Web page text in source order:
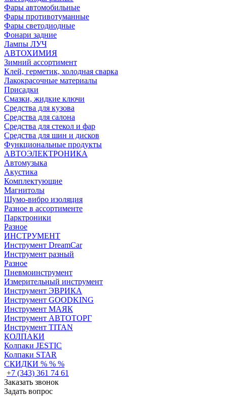
Фары автомобильные
Фары противотуманные
Фары светодиодные
Фонари задние
Лампы ЛУЧ
АВТОХИМИЯ
Зимний ассортимент
Клей, герметик, холодная сварка
Лакокрасочные материалы
Присадки
Смазки, жидкие ключи
Средства для кузова
Средства для салона
Средства для стекол и фар
Средства для шин и дисков
Функциональные продукты
АВТОЭЛЕКТРОНИКА
Автомузыка
Акустика
Комплектующие
Магнитолы
Шумо-вибро изоляция
Разное в ассортименте
Парктроники
Разное
ИНСТРУМЕНТ
Инструмент DreamCar
Инструмент разный
Разное
Пневмоинструмент
Измерительный инструмент
Инструмент ЭВРИКА
Инструмент GOODKING
Инструмент МАЯК
Инструмент АВТОТОРГ
Инструмент TITAN
КОЛПАКИ
Колпаки JESTIC
Колпаки STAR
СКИДКИ % % %
+7 (343) 361 74 61
Заказать звонок
Задать вопрос